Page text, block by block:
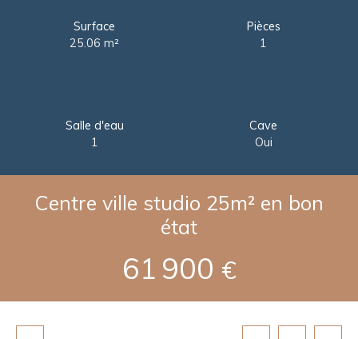
Surface
25.06m²
Pièces
1
Salle d'eau
1
Cave
Oui
Centre ville studio 25m² en bon
état
61 900 €